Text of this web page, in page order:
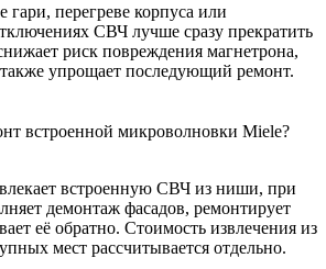
гари, перегреве корпуса или
СВЧ лучше сразу прекратить
риск повреждения магнетрона,
упрощает последующий ремонт.
встроенной микроволновки Miele?
встроенную СВЧ из ниши, при
демонтаж фасадов, ремонтирует
её обратно. Стоимость извлечения из
мест рассчитывается отдельно.